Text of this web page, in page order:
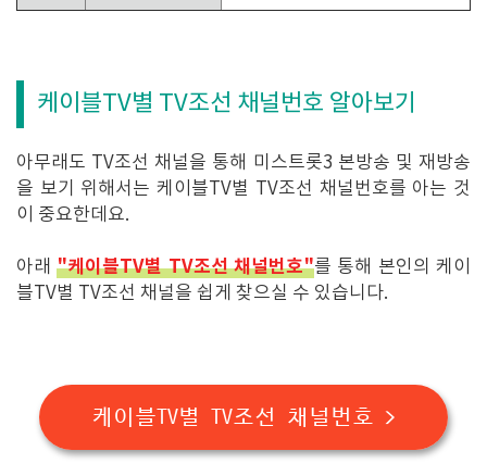
케이블TV별 TV조선 채널번호 알아보기
아무래도 TV조선 채널을 통해 미스트롯3 본방송 및 재방송
을 보기 위해서는 케이블TV별 TV조선 채널번호를 아는 것
이 중요한데요.
아래"케이블TV별 TV조선 채널번호"를 통해 본인의 케이
블TV별 TV조선 채널을 쉽게 찾으실 수 있습니다.
케이블TV별 TV조선 채널번호 >